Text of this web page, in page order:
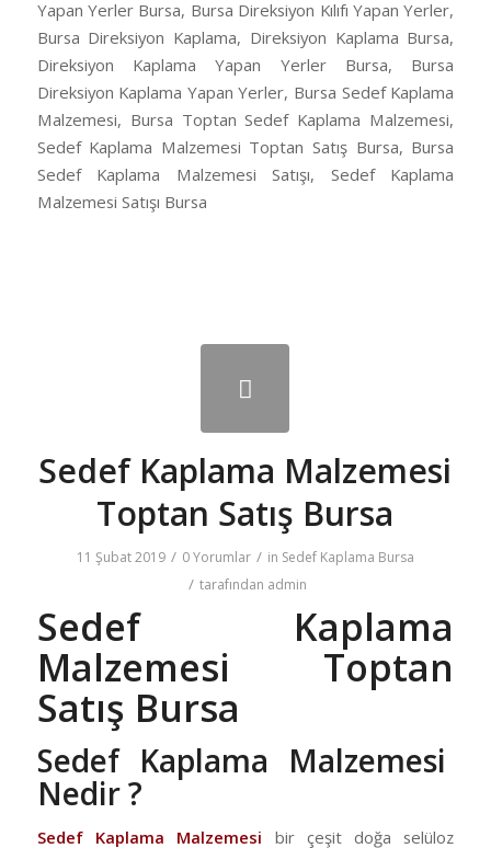
Yapan Yerler Bursa, Bursa Direksiyon Kılıfı Yapan Yerler,
Bursa Direksiyon Kaplama, Direksiyon Kaplama Bursa,
Direksiyon Kaplama Yapan Yerler Bursa, Bursa
Direksiyon Kaplama Yapan Yerler, Bursa Sedef Kaplama
Malzemesi, Bursa Toptan Sedef Kaplama Malzemesi,
Sedef Kaplama Malzemesi Toptan Satış Bursa, Bursa
Sedef Kaplama Malzemesi Satışı, Sedef Kaplama
Malzemesi Satışı Bursa
Sedef Kaplama Malzemesi
Toptan Satış Bursa
11 Şubat 2019 / 0 Yorumlar / in Sedef Kaplama Bursa
/ tarafından admin
Sedef Kaplama
Malzemesi Toptan
Satış Bursa
Sedef Kaplama Malzemesi
Nedir ?
Sedef Kaplama Malzemesi bir çeşit doğa selüloz